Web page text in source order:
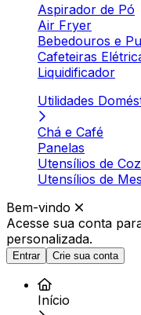
Aspirador de Pó
Air Fryer
Bebedouros e
Cafeteiras
Liquidificador
Utilidades
Chá e Café
Panelas
Utensílios de
Utensílios de
Bem-vindo
Acesse sua conta
personalizada.
Entrar Crie sua conta
Início